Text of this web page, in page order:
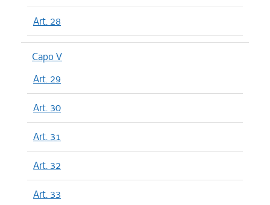
Art. 28
Capo V
Art. 29
Art. 30
Art. 31
Art. 32
Art. 33